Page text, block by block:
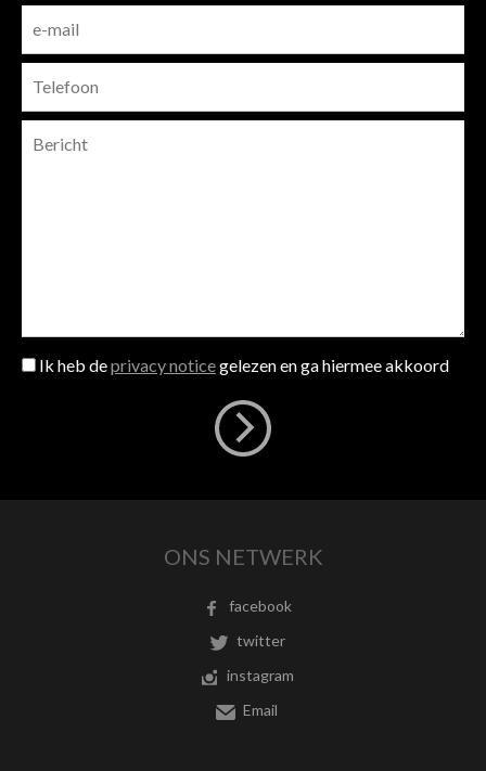
Ik heb deprivacy noticegelezen en ga hiermee akkoord
ONS NETWERK
facebook
twitter
instagram
Email